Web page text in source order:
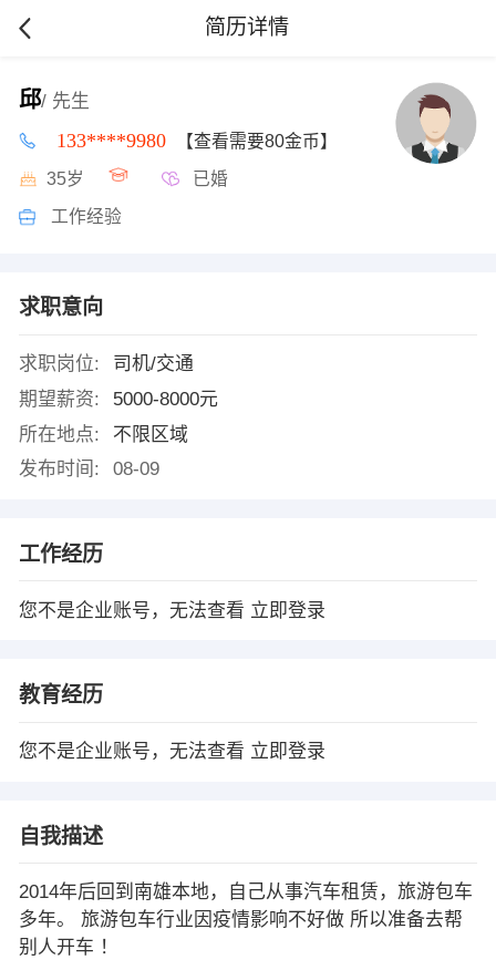
简历详情
邱/ 先生
133****9980 【查看需要80金币】
35岁 已婚
工作经验
求职意向
求职岗位:
司机/交通
期望薪资:
5000-8000元
所在地点:
不限区域
发布时间:
08-09
工作经历
您不是企业账号，无法查看 立即登录
教育经历
您不是企业账号，无法查看 立即登录
自我描述
2014年后回到南雄本地，自己从事汽车租赁，旅游包车
多年。 旅游包车行业因疫情影响不好做 所以准备去帮
别人开车 ！